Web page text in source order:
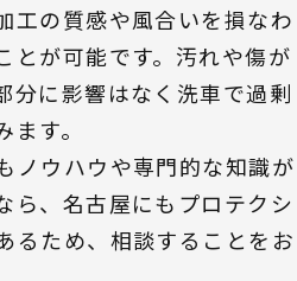
工の質感や風合いを損なわ
とが可能です。汚れや傷が
分に影響はなく洗車で過剰
す。
ノウハウや専門的な知識が
ら、名古屋にもプロテクシ
るため、相談することをお